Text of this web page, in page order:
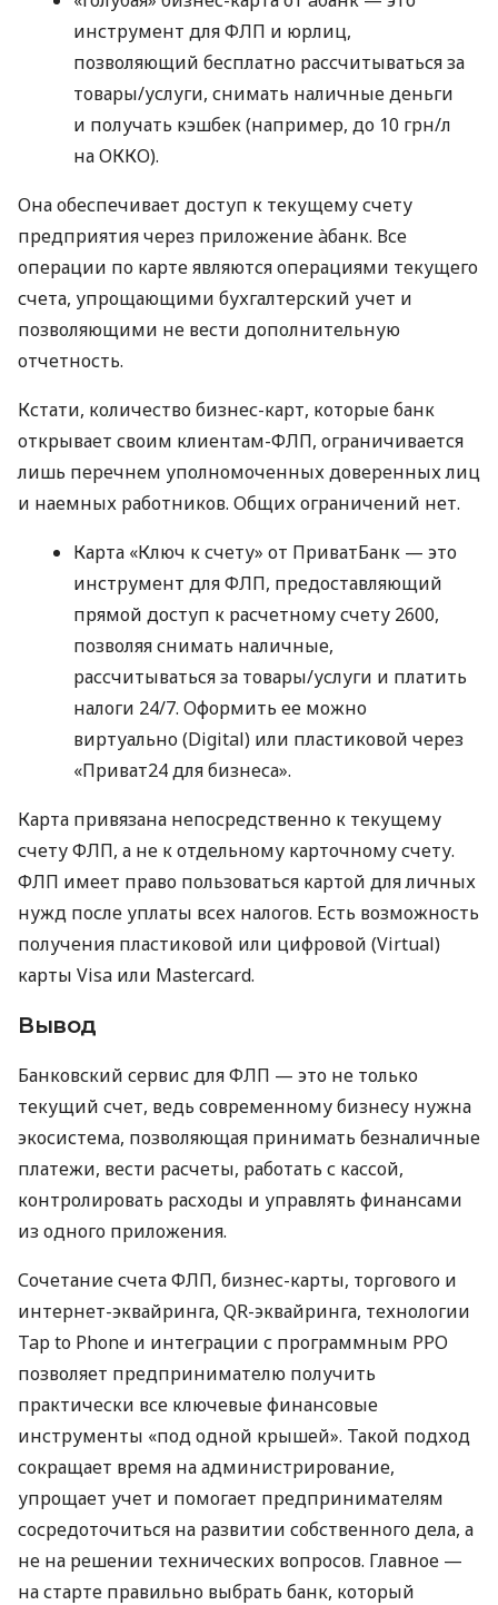
инструмент для ФЛП и юрлиц,
позволяющий бесплатно рассчитываться за
товары/услуги, снимать наличные деньги
и получать кэшбек (например, до 10 грн/л
на ОККО).
Она обеспечивает доступ к текущему счету
предприятия через приложение àбанк. Все
операции по карте являются операциями текущего
счета, упрощающими бухгалтерский учет и
позволяющими не вести дополнительную
отчетность.
Кстати, количество бизнес-карт, которые банк
открывает своим клиентам-ФЛП, ограничивается
лишь перечнем уполномоченных доверенных лиц
и наемных работников. Общих ограничений нет.
Карта «Ключ к счету» от ПриватБанк — это
инструмент для ФЛП, предоставляющий
прямой доступ к расчетному счету 2600,
позволяя снимать наличные,
рассчитываться за товары/услуги и платить
налоги 24/7. Оформить ее можно
виртуально (Digital) или пластиковой через
«Приват24 для бизнеса».
Карта привязана непосредственно к текущему
счету ФЛП, а не к отдельному карточному счету.
ФЛП имеет право пользоваться картой для личных
нужд после уплаты всех налогов. Есть возможность
получения пластиковой или цифровой (Virtual)
карты Visa или Mastercard.
Вывод
Банковский сервис для ФЛП — это не только
текущий счет, ведь современному бизнесу нужна
экосистема, позволяющая принимать безналичные
платежи, вести расчеты, работать с кассой,
контролировать расходы и управлять финансами
из одного приложения.
Сочетание счета ФЛП, бизнес-карты, торгового и
интернет-эквайринга, QR-эквайринга, технологии
Tap to Phone и интеграции с программным РРО
позволяет предпринимателю получить
практически все ключевые финансовые
инструменты «под одной крышей». Такой подход
сокращает время на администрирование,
упрощает учет и помогает предпринимателям
сосредоточиться на развитии собственного дела, а
не на решении технических вопросов. Главное —
на старте правильно выбрать банк, который